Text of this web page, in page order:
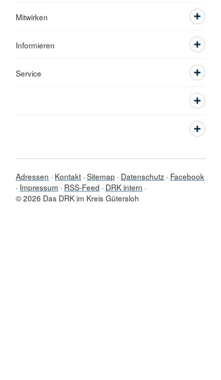
Mitwirken
Informieren
Service
Adressen Kontakt Sitemap Datenschutz
Facebook
Impressum
RSS-Feed
DRK intern
© 2026 Das DRK im Kreis Gütersloh